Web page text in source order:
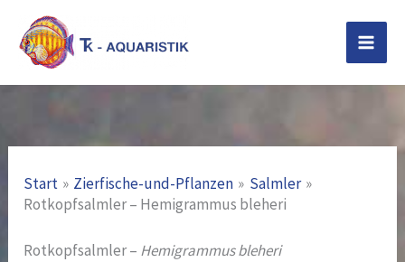
Inhalt
springen
Start Zierfische-und-Pflanzen
Salmler
Rotkopfsalmler – Hemigrammus bleheri
Rotkopfsalmler – Hemigrammus bleheri